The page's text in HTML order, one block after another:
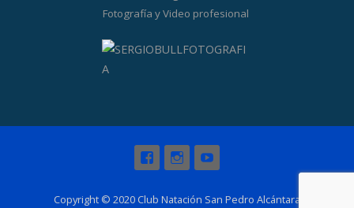
Fotografía y Video profesional
Copyright © 2020 Club Natación San Pedro Alcántara